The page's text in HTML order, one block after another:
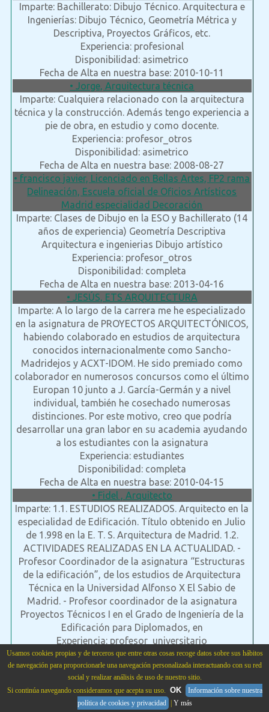
Usamos cookies propias y de terceros que entre otras cosas recoge datos sobre sus hábitos
de navegación para proporcionarle una navegación personalizada interactuando con su red
social y realizar análisis de uso de nuestro sitio.
Si continúa navegando consideramos que acepta su uso. OK
Información sobre nuestra
política de cookies y privacidad
Y más
Imparte: Bachillerato: Dibujo Técnico. Arquitectura e
Ingenierías: Dibujo Técnico, Geometría Métrica y
Descriptiva, Proyectos Gráficos, etc.
Experiencia: profesional
Disponibilidad: asimetrico
Fecha de Alta en nuestra base: 2010-10-11
• Jorge, Arquitectura técnica
Imparte: Cualquiera relacionado con la arquitectura
técnica y la construcción. Además tengo experiencia a
pie de obra, en estudio y como docente.
Experiencia: profesor_otros
Disponibilidad: asimetrico
Fecha de Alta en nuestra base: 2008-08-27
• francisco javier, Licenciado en Bellas Artes, FP2 rama
Delineación, Escuela oficial de Oficios Artísticos
Madrid especialidad Decoración
Imparte: Clases de Dibujo en la ESO y Bachillerato (14
años de experiencia) Geometría Descriptiva
Arquitectura e ingenierias Dibujo artístico
Experiencia: profesor_otros
Disponibilidad: completa
Fecha de Alta en nuestra base: 2013-04-16
• JESÚS, ETS ARQUITECTURA
Imparte: A lo largo de la carrera me he especializado
en la asignatura de PROYECTOS ARQUITECTÓNICOS,
habiendo colaborado en estudios de arquitectura
conocidos internacionalmente como Sancho-
Madridejos y ACXT-IDOM. He sido premiado como
colaborador en numerosos concursos como el último
Europan 10 junto a J. García-Germán y a nivel
individual, también he cosechado numerosas
distinciones. Por este motivo, creo que podría
desarrollar una gran labor en su academia ayudando
a los estudiantes con la asignatura
Experiencia: estudiantes
Disponibilidad: completa
Fecha de Alta en nuestra base: 2010-04-15
• Fidel , Arquitecto
Imparte: 1.1. ESTUDIOS REALIZADOS. Arquitecto en la
especialidad de Edificación. Título obtenido en Julio
de 1.998 en la E. T. S. Arquitectura de Madrid. 1.2.
ACTIVIDADES REALIZADAS EN LA ACTUALIDAD. -
Profesor Coordinador de la asignatura “Estructuras
de la edificación”, de los estudios de Arquitectura
Técnica en la Universidad Alfonso X El Sabio de
Madrid. - Profesor coordinador de la asignatura
Proyectos Técnicos I en el Grado de Ingeniería de la
Edificación para Diplomados, en
Experiencia: profesor_universitario
Disponibilidad: asimetrico
Fecha de Alta en nuestra base: 2010-11-08
• Felipe, Bellas Artes
Imparte: Dibujo técnico, geometría descriptiva,
expresión gráfica a todos los niveles (Arquitectura y